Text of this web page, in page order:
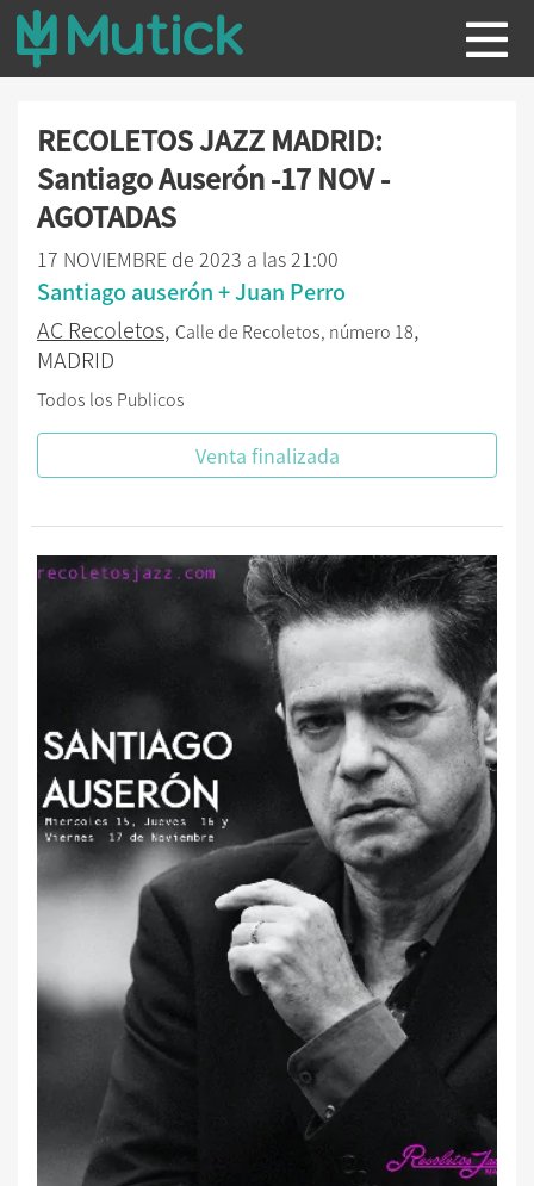
RECOLETOS JAZZ MADRID:
Santiago Auserón -17 NOV -
AGOTADAS
17 NOVIEMBRE de 2023 a las 21:00
Santiago auserón + Juan Perro
AC Recoletos, Calle de Recoletos, número 18,
MADRID
Todos los Publicos
Venta finalizada